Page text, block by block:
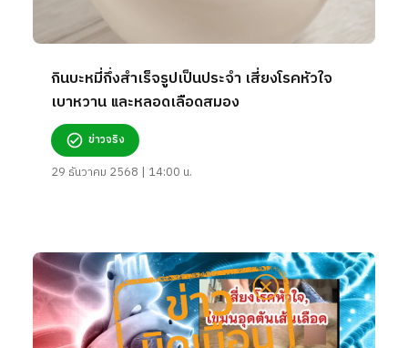
กินบะหมี่กึ่งสำเร็จรูปเป็นประจำ เสี่ยงโรคหัวใจ
เบาหวาน และหลอดเลือดสมอง
ข่าวจริง
29 ธันวาคม 2568 | 14:00 น.